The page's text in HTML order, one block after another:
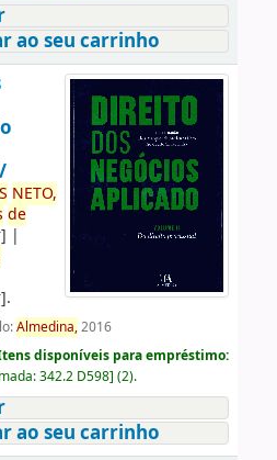
ao seu carrinho
NETO,
de
|
.
Almedina,2016
disponíveis para empréstimo:
342.2 D598] (2).
ao seu carrinho